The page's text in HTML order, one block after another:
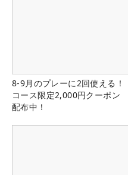
8-9月のプレーに2回使える！
コース限定2,000円クーポン
配布中！